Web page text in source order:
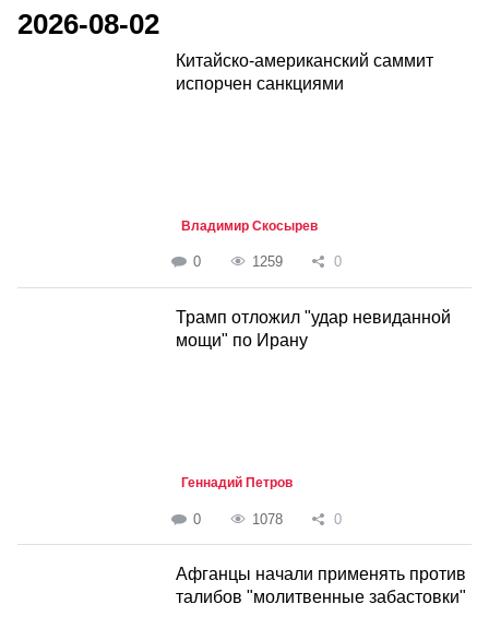
2026-08-02
Китайско-американский саммит
испорчен санкциями
Владимир Скосырев
0 1259 0
Трамп отложил "удар невиданной
мощи" по Ирану
Геннадий Петров
0 1078 0
Афганцы начали применять против
талибов "молитвенные забастовки"